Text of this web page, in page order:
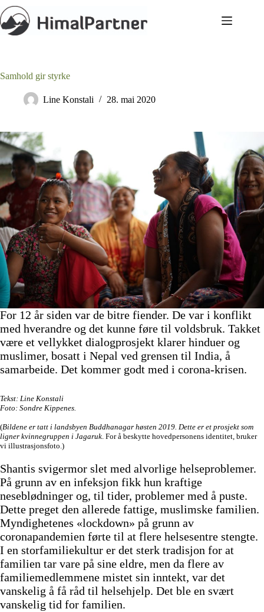
Hopp
til
innholdet
Samhold gir styrke
Line Konstali 28. mai 2020
For 12 år siden var de bitre fiender. De var i konflikt
med hverandre og det kunne føre til voldsbruk. Takket
være et vellykket dialogprosjekt klarer hinduer og
muslimer, bosatt i Nepal ved grensen til India, å
samarbeide. Det kommer godt med i corona-krisen.
Tekst: Line Konstali
Foto: Sondre Kippenes.
(Bildene er tatt i landsbyen Buddhanagar høsten 2019. Dette er et prosjekt som
ligner kvinnegruppen i Jagaruk . For å beskytte hovedpersonens identitet, bruker
vi illustrasjonsfoto.)
Shantis svigermor slet med alvorlige helseproblemer.
På grunn av en infeksjon fikk hun kraftige
neseblødninger og, til tider, problemer med å puste.
Dette preget den allerede fattige, muslimske familien.
Myndighetenes «lockdown» på grunn av
coronapandemien førte til at flere helsesentre stengte.
I en storfamiliekultur er det sterk tradisjon for at
familien tar vare på sine eldre, men da flere av
familiemedlemmene mistet sin inntekt, var det
vanskelig å få råd til helsehjelp. Det ble en svært
vanskelig tid for familien.